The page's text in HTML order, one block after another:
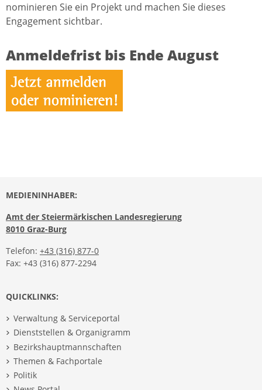
nominieren Sie ein Projekt und machen Sie dieses
Engagement sichtbar.
Anmeldefrist bis Ende August
MEDIENINHABER:
Amt der Steiermärkischen Landesregierung
8010 Graz-Burg
Telefon: +43 (316) 877-0
Fax: +43 (316) 877-2294
QUICKLINKS:
Verwaltung & Serviceportal
Dienststellen & Organigramm
Bezirkshauptmannschaften
Themen & Fachportale
Politik